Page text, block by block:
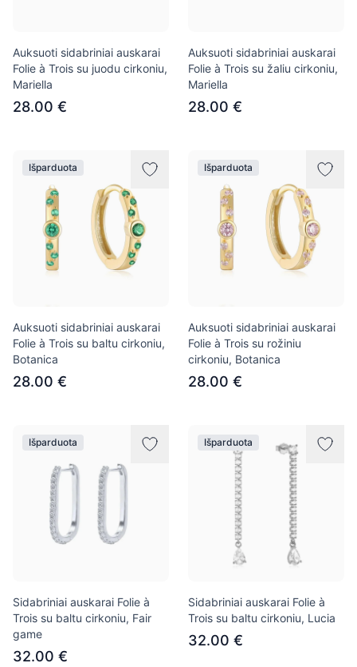
Auksuoti sidabriniai auskarai
Folie à Trois su juodu cirkoniu,
Mariella
28.00 €
Auksuoti sidabriniai auskarai
Folie à Trois su žaliu cirkoniu,
Mariella
28.00 €
Išparduota
Auksuoti sidabriniai auskarai
Folie à Trois su baltu cirkoniu,
Botanica
28.00 €
Išparduota
Auksuoti sidabriniai auskarai
Folie à Trois su rožiniu
cirkoniu, Botanica
28.00 €
Išparduota
Sidabriniai auskarai Folie à
Trois su baltu cirkoniu, Fair
game
32.00 €
Išparduota
Sidabriniai auskarai Folie à
Trois su baltu cirkoniu, Lucia
32.00 €